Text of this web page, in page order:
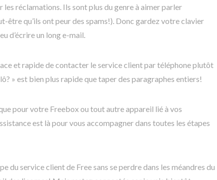
les réclamations. Ils sont plus du genre à aimer parler
être qu’ils ont peur des spams!). Donc gardez votre clavier
d’écrire un long e-mail.
et rapide de contacter le service client par téléphone plutôt
» est bien plus rapide que taper des paragraphes entiers!
pour votre Freebox ou tout autre appareil lié à vos
est là pour vous accompagner dans toutes les étapes
du service client de Free sans se perdre dans les méandres du